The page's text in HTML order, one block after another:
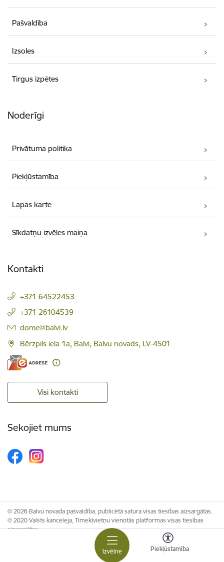
Izvēlne Piekļūstamība
Pašvaldība
Izsoles
Tirgus izpētes
Noderīgi
Privātuma politika
Piekļūstamība
Lapas karte
Sīkdatņu izvēles maiņa
Kontakti
+371 64522453
+371 26104539
E-pasts:
dome@balvi.lv
Bērzpils iela 1a, Balvi, Balvu novads, LV-4501
Visi kontakti
Sekojiet mums
© 2026 Balvu novada pašvaldība, publicētā satura visas tiesības aizsargātas.
© 2020 Valsts kanceleja, Tīmekļvietņu vienotās platformas visas tiesības
aizsargātas.